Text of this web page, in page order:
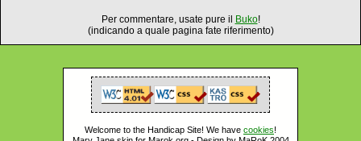
Per commentare, usate pure il Buko!
(indicando a quale pagina fate riferimento)
Welcome to the Handicap Site! We have cookies!